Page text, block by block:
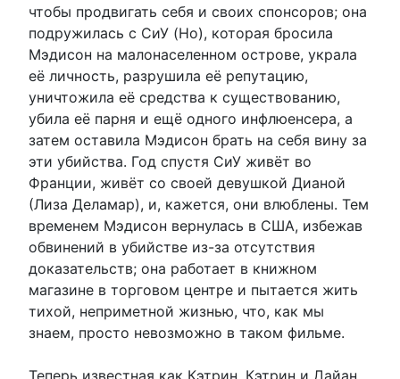
чтобы продвигать себя и своих спонсоров; она
подружилась с СиУ (Но), которая бросила
Мэдисон на малонаселенном острове, украла
её личность, разрушила её репутацию,
уничтожила её средства к существованию,
убила её парня и ещё одного инфлюенсера, а
затем оставила Мэдисон брать на себя вину за
эти убийства. Год спустя СиУ живёт во
Франции, живёт со своей девушкой Дианой
(Лиза Деламар), и, кажется, они влюблены. Тем
временем Мэдисон вернулась в США, избежав
обвинений в убийстве из-за отсутствия
доказательств; она работает в книжном
магазине в торговом центре и пытается жить
тихой, неприметной жизнью, что, как мы
знаем, просто невозможно в таком фильме.
Теперь известная как Кэтрин, Кэтрин и Дайан